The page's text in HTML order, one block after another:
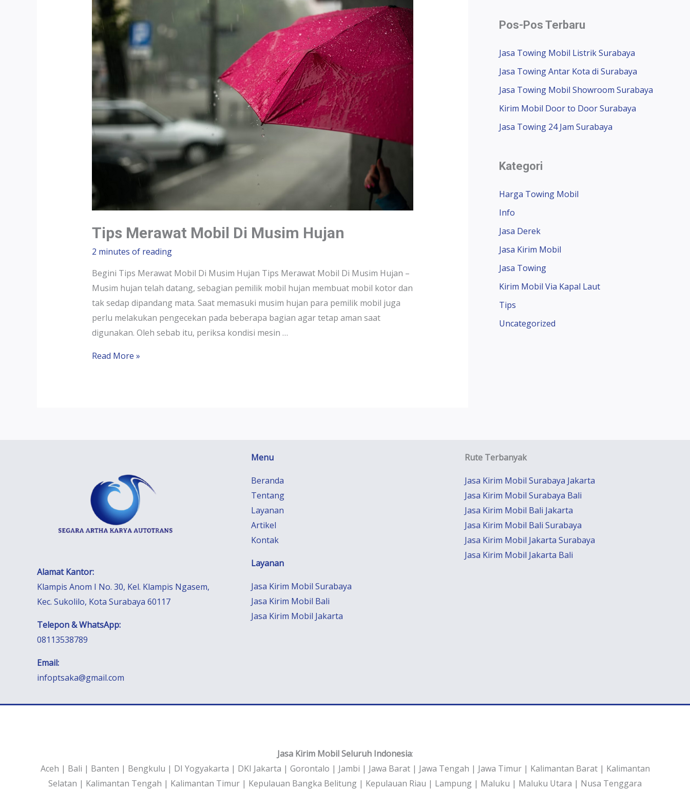
Tips Merawat Mobil Di Musim Hujan
2 minutes of reading
Begini Tips Merawat Mobil Di Musim Hujan Tips Merawat Mobil Di Musim Hujan –
Musim hujan telah datang, sebagian pemilik mobil hujan membuat mobil kotor dan
tak sedap dipandang mata. Saat memasuki musim hujan para pemilik mobil juga
perlu melakukan pengecekan pada beberapa bagian agar tetap aman saat
digunakan. Oleh sebab itu, periksa kondisi mesin …
Read More »
Pos-Pos Terbaru
Jasa Towing Mobil Listrik Surabaya
Jasa Towing Antar Kota di Surabaya
Jasa Towing Mobil Showroom Surabaya
Kirim Mobil Door to Door Surabaya
Jasa Towing 24 Jam Surabaya
Kategori
Harga Towing Mobil
Info
Jasa Derek
Jasa Kirim Mobil
Jasa Towing
Kirim Mobil Via Kapal Laut
Tips
Uncategorized
Alamat Kantor:
Klampis Anom I No. 30, Kel. Klampis Ngasem,
Kec. Sukolilo, Kota Surabaya 60117
Telepon & WhatsApp:
08113538789
Email:
infoptsaka@gmail.com
Menu
Beranda
Tentang
Layanan
Artikel
Kontak
Layanan
Jasa Kirim Mobil Surabaya
Jasa Kirim Mobil Bali
Jasa Kirim Mobil Jakarta
Rute Terbanyak
Jasa Kirim Mobil Surabaya Jakarta
Jasa Kirim Mobil Surabaya Bali
Jasa Kirim Mobil Bali Jakarta
Jasa Kirim Mobil Bali Surabaya
Jasa Kirim Mobil Jakarta Surabaya
Jasa Kirim Mobil Jakarta Bali
Jasa Kirim Mobil Seluruh Indonesia:
Aceh | Bali | Banten | Bengkulu | DI Yogyakarta | DKI Jakarta | Gorontalo | Jambi | Jawa Barat | Jawa Tengah | Jawa Timur | Kalimantan Barat | Kalimantan
Selatan | Kalimantan Tengah | Kalimantan Timur | Kepulauan Bangka Belitung | Kepulauan Riau | Lampung | Maluku | Maluku Utara | Nusa Tenggara